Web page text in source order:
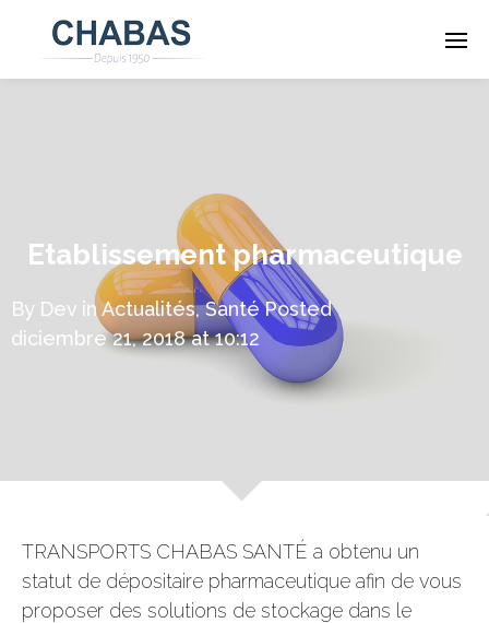
Etablissement pharmaceutique
By Dev inActualités,Santé Posted
diciembre 21, 2018 at 10:12
TRANSPORTS CHABAS SANTÉ a obtenu un
statut de dépositaire pharmaceutique afin de vous
proposer des solutions de stockage dans le